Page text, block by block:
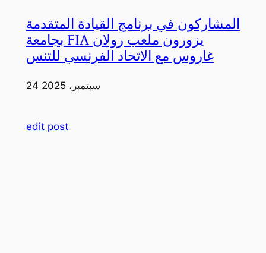
المشاركون في برنامج القيادة المتقدمة
بجامعة FIA يزورون ملعب رولان
غاروس مع الاتحاد الفرنسي للتنس
24 سبتمبر، 2025
edit post